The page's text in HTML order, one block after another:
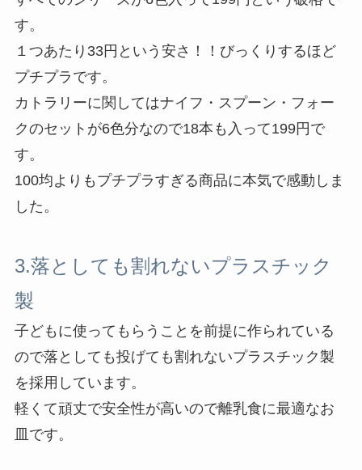
す。
１つあたり33円という安さ！！びっくりするほど
プチプラです。
カトラリーに関してはナイフ・スプーン・フォー
クのセットが6色分なので18本も入って199円で
す。
100均よりもプチプラすぎる商品に本気で感動しま
した。
3.落としても割れないプラスチック
製
子どもに使ってもらうことを前提に作られている
ので落としても投げても割れないプラスチック製
を採用しています。
軽くて頑丈で安全性が高いので離乳食に最適なお
皿です。